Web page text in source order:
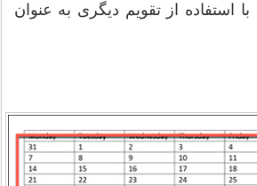
با استفاده از تقویم دیگری به عنوان